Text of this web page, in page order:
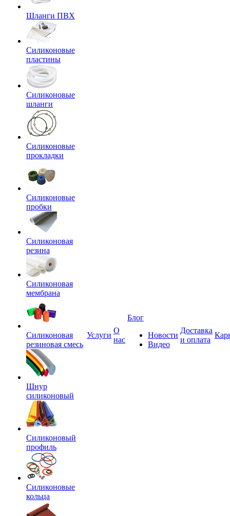
Шланги ПВХ
Силиконовые
пластины
Силиконовые
шланги
Силиконовые
прокладки
Силиконовые
пробки
Силиконовая
резина
Силиконовая
мембрана
Силиконовая
резиновая смесь
Шнур
силиконовый
Силиконовый
профиль
Силиконовые
кольца
Услуги
О
нас
Блог
Новости
Видео
Доставка
и оплата